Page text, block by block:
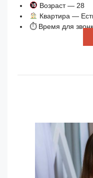
Возраст — 28
Квартира —
⏱ Время для